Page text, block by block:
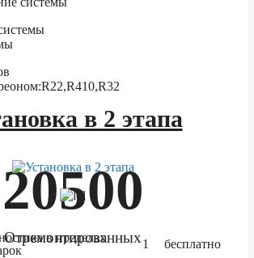
Отремонтированных
20500
в 2 этапа
в пределах
1 бесплатно